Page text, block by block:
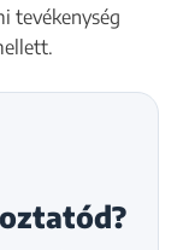
tevékenység